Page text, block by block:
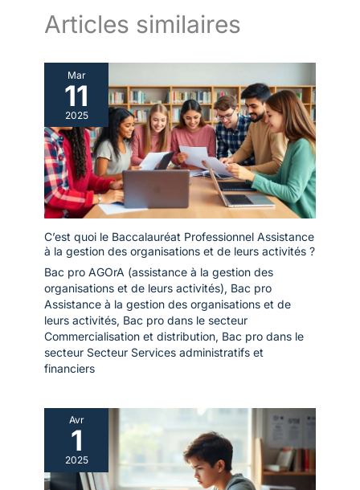
Articles similaires
Mar
11
2025
C’est quoi le Baccalauréat Professionnel Assistance
à la gestion des organisations et de leurs activités ?
Bac pro AGOrA (assistance à la gestion des
organisations et de leurs activités), Bac pro
Assistance à la gestion des organisations et de
leurs activités, Bac pro dans le secteur
Commercialisation et distribution, Bac pro dans le
secteur Secteur Services administratifs et
financiers
Avr
1
2025